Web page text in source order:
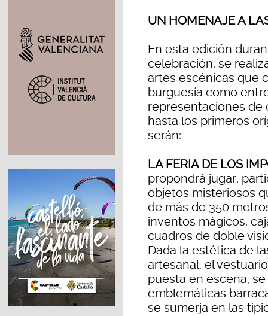
UN HOMENAJE A
En esta edición
celebración, se
artes escénicas que
burguesía como
representaciones de
hasta los primeros
serán:
LA FERIA DE LOS
propondrá jugar,
objetos misteriosos
de más de 350
inventos mágicos,
cuadros de doble
Dada la estética de
artesanal, el
puesta en escena,
emblemáticas
se sumerja en las